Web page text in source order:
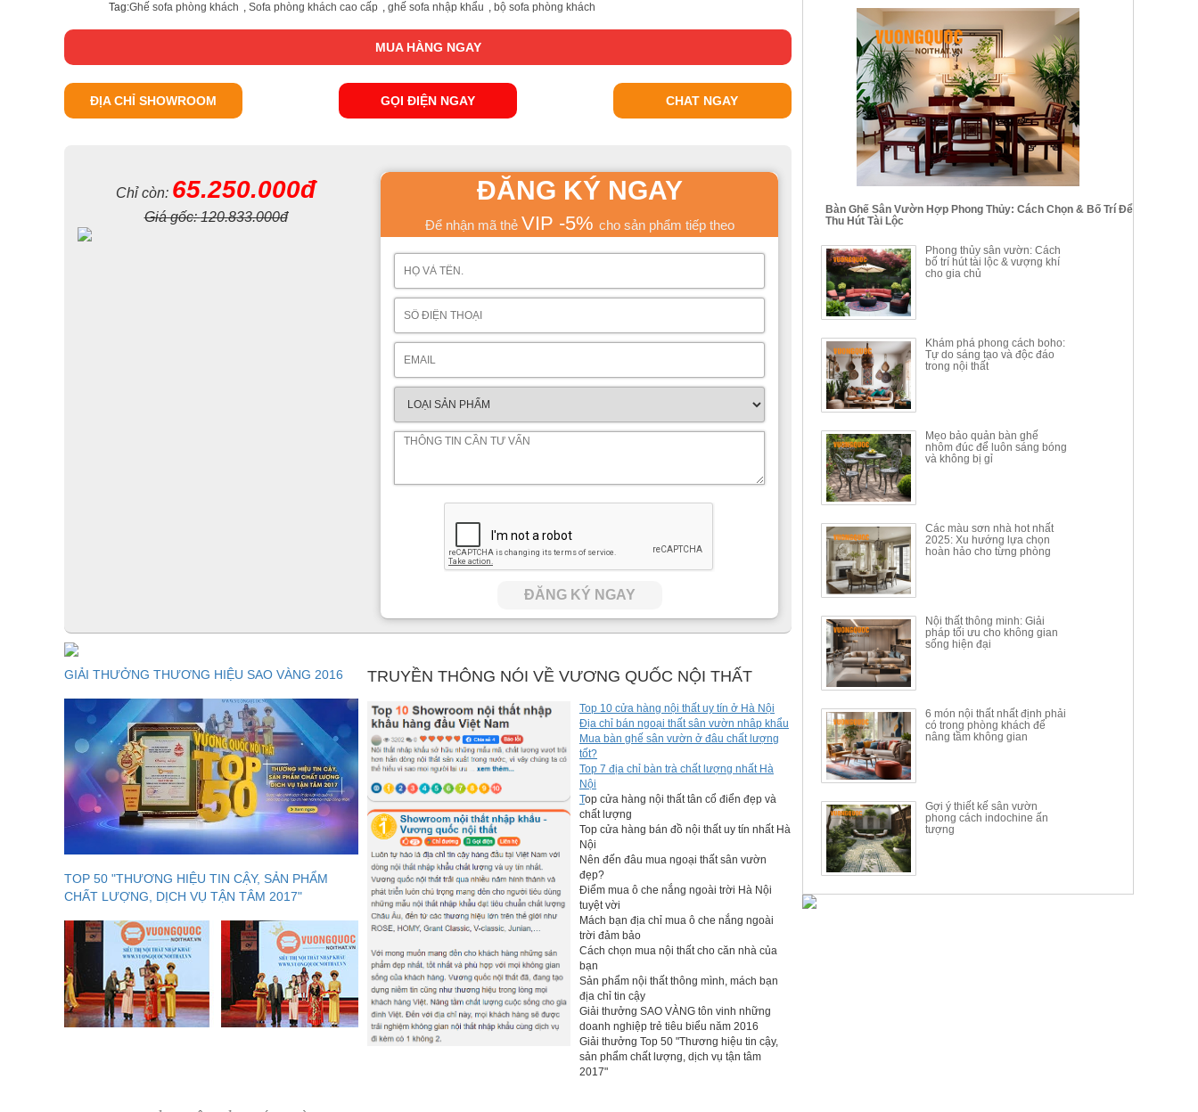
Tag:Ghế sofa phòng khách , Sofa phòng khách cao cấp , ghế sofa nhập khẩu , bộ sofa phòng khách
MUA HÀNG NGAY
ĐỊA CHỈ SHOWROOM GỌI ĐIỆN NGAY CHAT NGAY
Chỉ còn: 65.250.000đ
Giá gốc:120.833.000đ
ĐĂNG KÝ NGAY
Để nhận mã thẻ VIP -5% cho sản phẩm tiếp theo
ĐĂNG KÝ NGAY
GIẢI THƯỞNG THƯƠNG HIỆU SAO VÀNG 2016
TOP 50 "THƯƠNG HIỆU TIN CẬY, SẢN PHẨM
CHẤT LƯỢNG, DỊCH VỤ TẬN TÂM 2017"
TRUYỀN THÔNG NÓI VỀ VƯƠNG QUỐC NỘI THẤT
Top 10 cửa hàng nội thất uy tín ở Hà Nội
Địa chỉ bán ngoại thất sân vườn nhâp khẩu
Mua bàn ghế sân vườn ở đâu chất lượng
tốt?
Top 7 địa chỉ bàn trà chất lượng nhất Hà
Nội
Top cửa hàng nội thất tân cổ điển đẹp và
chất lượng
Top cửa hàng bán đồ nội thất uy tín nhất Hà
Nội
Nên đến đâu mua ngoại thất sân vườn
đẹp?
Điểm mua ô che nắng ngoài trời Hà Nội
tuyệt vời
Mách bạn địa chỉ mua ô che nắng ngoài
trời đảm bảo
Cách chọn mua nội thất cho căn nhà của
bạn
Sản phẩm nội thất thông mình, mách bạn
địa chỉ tin cậy
Giải thưởng SAO VÀNG tôn vinh những
doanh nghiệp trẻ tiêu biểu năm 2016
Giải thưởng Top 50 "Thương hiệu tin cậy,
sản phẩm chất lượng, dịch vụ tận tâm
2017"
BỘ BÀN GHẾ CAFE NHẬP
KHẨU CAO CẤP HOY7006
Mã sp: BT135
14.178.750đ
24.700.000đ
BỘ BÀN TRÀ GỖ TỰ NHIÊN
PHONG CÁCH TRUNG HOA
KIỂU MỚI...
Mã sp: BT138.80
20.250.000đ
39.150.000đ
BỘ BÀN TRÀ GỖ PHONG
CÁCH MỚI KẾT HỢP KHAY
NHÚNG TRÀ YDX
Mã sp: BT150.46
17.617.500đ
34.100.000đ
BỘ BÀN GHẾ CAFE KIỂU
DÁNG ĐƠN GIẢN HIỆN ĐẠI
HOY8010
BÀN GHẾ TRANG ĐIỂM
THÔNG MINH HIỆN ĐẠI
TÍCH HỢP SẠC...
Mã sp: HH.BTD08
6.510.000đ
BỘ BÀN ĂN ĐẢO MẶT ĐÁ
PHIẾN AK3699
Bàn Ghế Sân Vườn Hợp Phong Thủy: Cách Chọn & Bố Trí Để
Thu Hút Tài Lộc
Phong thủy sân vườn: Cách
bố trí hút tài lộc & vượng khí
cho gia chủ
Khám phá phong cách boho:
Tự do sáng tạo và độc đáo
trong nội thất
Mẹo bảo quản bàn ghế
nhôm đúc để luôn sáng bóng
và không bị gỉ
Các màu sơn nhà hot nhất
2025: Xu hướng lựa chọn
hoàn hảo cho từng phòng
Nội thất thông minh: Giải
pháp tối ưu cho không gian
sống hiện đại
6 món nội thất nhất định phải
có trong phòng khách để
nâng tầm không gian
Gợi ý thiết kế sân vườn
phong cách indochine ấn
tượng